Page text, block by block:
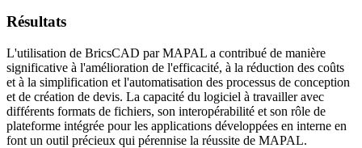
Résultats
L'utilisation de BricsCAD par MAPAL a contribué de manière
significative à l'amélioration de l'efficacité, à la réduction des coûts
et à la simplification et l'automatisation des processus de conception
et de création de devis. La capacité du logiciel à travailler avec
différents formats de fichiers, son interopérabilité et son rôle de
plateforme intégrée pour les applications développées en interne en
font un outil précieux qui pérennise la réussite de MAPAL.